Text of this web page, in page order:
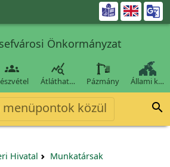

Önkormányzat
 
Átláthat… Pázmány Állami k…
menüpontok közül 
Hivatal Munkatársak